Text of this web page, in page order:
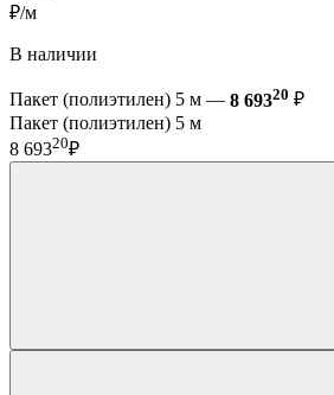
₽/м
В наличии
Пакет (полиэтилен) 5 м — 8 69320 ₽
Пакет (полиэтилен) 5 м
8 69320₽